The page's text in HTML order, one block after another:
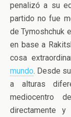
penalizó a su
partido no fue
de Tymoshchuk
en base a
cosa
mundo. Desde
a alturas
mediocentro
directamente